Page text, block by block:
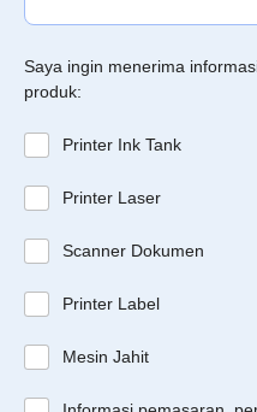
Saya ingin menerima
produk:
Printer Ink Tank
Printer Laser
Scanner Dokumen
Printer Label
Mesin Jahit